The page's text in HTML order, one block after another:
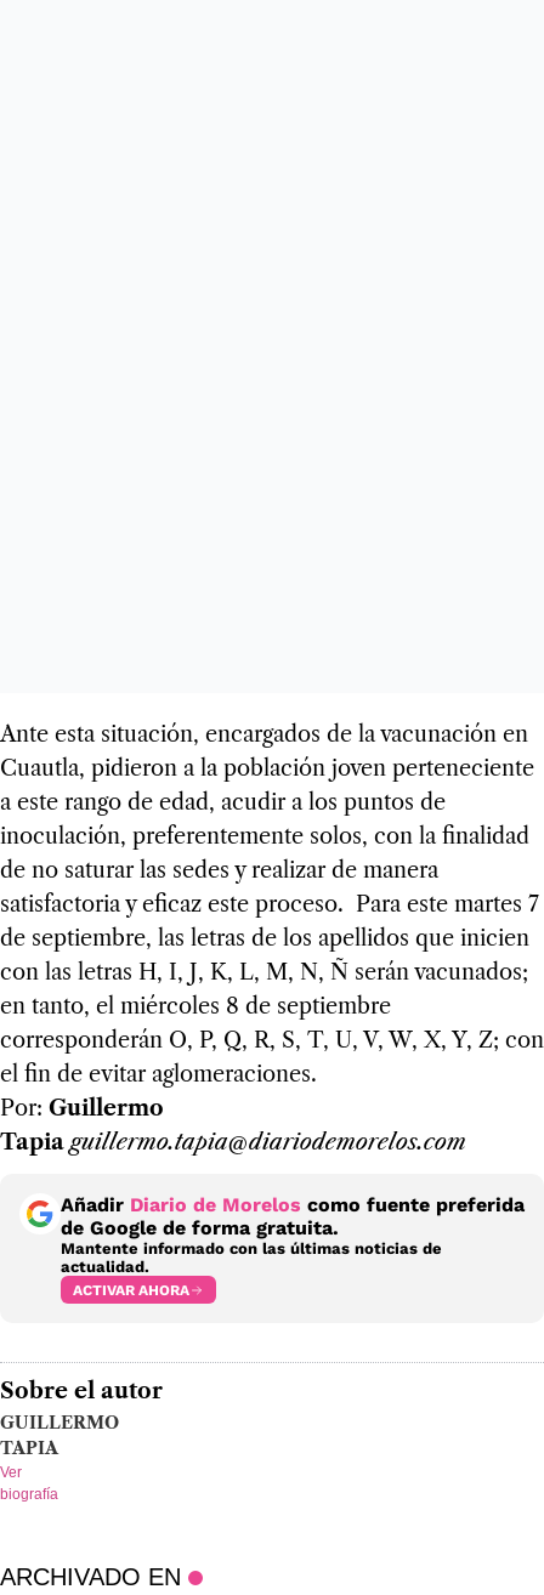
Ante esta situación, encargados de la vacunación en
Cuautla, pidieron a la población joven perteneciente
a este rango de edad, acudir a los puntos de
inoculación, preferentemente solos, con la finalidad
de no saturar las sedes y realizar de manera
satisfactoria y eficaz este proceso. Para este martes 7
de septiembre, las letras de los apellidos que inicien
con las letras H, I, J, K, L, M, N, Ñ serán vacunados;
en tanto, el miércoles 8 de septiembre
corresponderán O, P, Q, R, S, T, U, V, W, X, Y, Z; con
el fin de evitar aglomeraciones.
Por: Guillermo
Tapiaguillermo.tapia@diariodemorelos.com
Añadir Diario de Morelos como fuente preferida
de Google de forma gratuita.
Mantente informado con las últimas noticias de
actualidad.
ACTIVAR AHORA
Sobre el autor
GUILLERMO
TAPIA
Ver
biografía
ARCHIVADO EN